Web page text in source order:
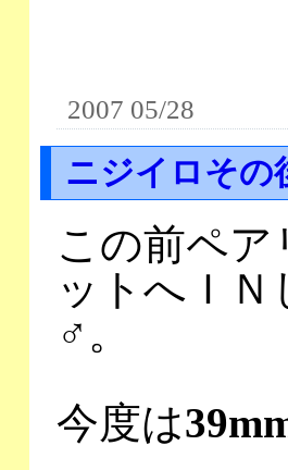
2007 05/28
ニジイロその
この前ペ
ットへＩ
♂ 。
今度は